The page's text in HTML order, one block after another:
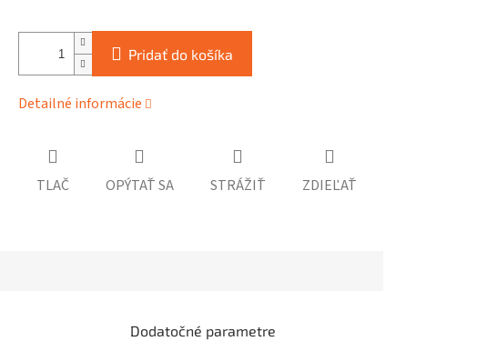
Pridať do košíka
Detailné informácie
TLAČ OPÝTAŤ SA STRÁŽIŤ ZDIEĽAŤ
Dodatočné parametre